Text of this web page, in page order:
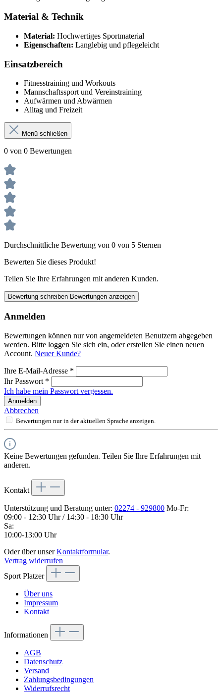
Material & Technik
Material: Hochwertiges Sportmaterial
Eigenschaften: Langlebig und pflegeleicht
Einsatzbereich
Fitnesstraining und Workouts
Mannschaftssport und Vereinstraining
Aufwärmen und Abwärmen
Alltag und Freizeit
Menü schließen
0 von 0 Bewertungen
Durchschnittliche Bewertung von 0 von 5 Sternen
Bewerten Sie dieses Produkt!
Teilen Sie Ihre Erfahrungen mit anderen Kunden.
Bewertung schreiben Bewertungen anzeigen
Anmelden
Bewertungen können nur von angemeldeten Benutzern abgegeben
werden. Bitte loggen Sie sich ein, oder erstellen Sie einen neuen
Account. Neuer Kunde?
Ihre E-Mail-Adresse *
Ihr Passwort *
Ich habe mein Passwort vergessen.
Anmelden
Abbrechen
Bewertungen nur in der aktuellen Sprache anzeigen.
Keine Bewertungen gefunden. Teilen Sie Ihre Erfahrungen mit
anderen.
Kontakt
Unterstützung und Beratung unter: 02274 - 929800 Mo-Fr:
09:00 - 12:30 Uhr / 14:30 - 18:30 Uhr
Sa:
10:00-13:00 Uhr
Oder über unserKontaktformular.
Vertrag widerrufen
Sport Platzer
Über uns
Impressum
Kontakt
Informationen
AGB
Datenschutz
Versand
Zahlungsbedingungen
Widerrufsrecht